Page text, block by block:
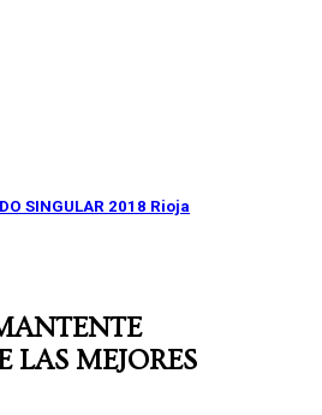
SINGULAR 2018 Rioja
MEJORES